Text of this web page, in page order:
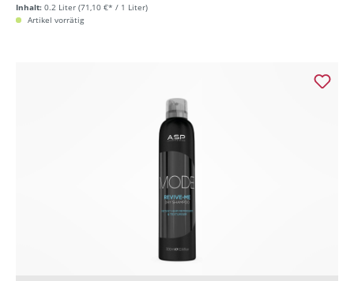
Inhalt: 0.2 Liter (71,10 €* / 1 Liter)
Artikel vorrätig